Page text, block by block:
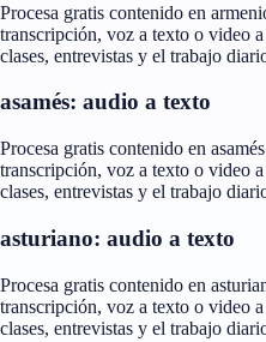
Procesa gratis contenido en
transcripción, voz a texto o video
clases, entrevistas y el trabajo
asamés: audio a texto
Procesa gratis contenido en
transcripción, voz a texto o video
clases, entrevistas y el trabajo
asturiano: audio a texto
Procesa gratis contenido en
transcripción, voz a texto o video
clases, entrevistas y el trabajo